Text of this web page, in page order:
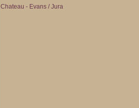
Chateau - Evans / Jura